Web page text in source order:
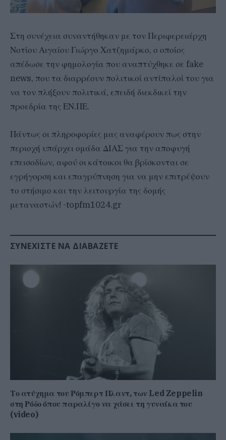
Στη συνέχεια συναντήθηκαν με τον Περιφερειάρχη
Νοτίου Αιγαίου Γιώργο Χατζημάρκο, ο οποίος
απέδωσε την φημολογία που αναπτύχθηκε σε fake
news, που τα διαρρέουν πολιτικοί αντίπαλοί του για
να τον πλήξουν πολιτικά, επειδή διεκδικεί την
προεδρία της ΕΝ.ΠΕ.
Πάντως οι πληροφορίες μας αναφέρουν πως στην
περιοχή υπάρχει ομάδα ΔΙΑΣ για την αποφυγή
επεισοδίων, αφού οι κάτοικοι θα βρίσκονται σε
εγρήγορση και επαγρύπνηση για να μην επιτρέψουν
το στήσιμο και την λειτουργία της δομής
μεταναστών! -topfm1024.gr
ΣΥΝΕΧΊΣΤΕ ΝΑ ΔΙΑΒΆΖΕΤΕ
Το ατύχημα του Ρόμπερτ Πλαντ, των Led Zeppelin
στη Ρόδο όπου παραλίγο να χάσει τη γυναίκα του
(video)